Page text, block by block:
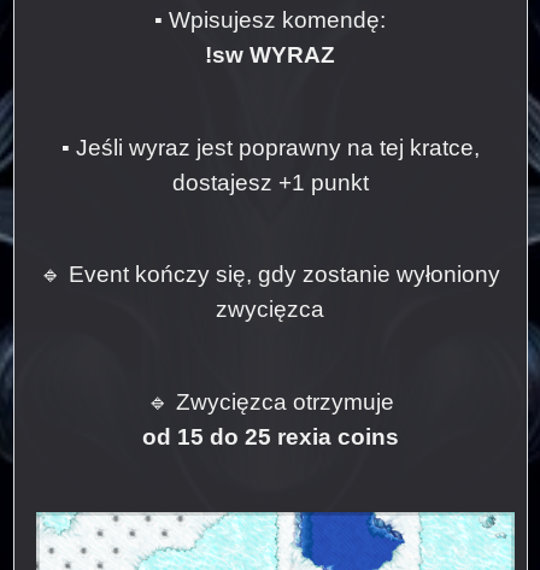
▪ Wpisujesz komendę:
!sw WYRAZ
▪ Jeśli wyraz jest poprawny na tej kratce,
dostajesz +1 punkt
🔹 Event kończy się, gdy zostanie wyłoniony
zwycięzca
🔹 Zwycięzca otrzymuje
od 15 do 25 rexia coins